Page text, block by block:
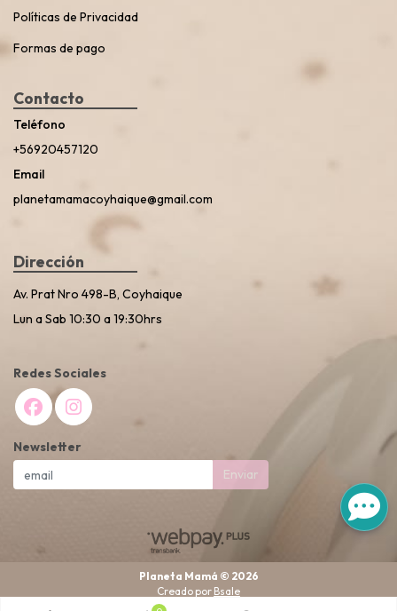
Políticas de Privacidad
Formas de pago
Contacto
Teléfono
+56920457120
Email
planetamamacoyhaique@gmail.com
Dirección
Av. Prat Nro 498-B, Coyhaique
Lun a Sab 10:30 a 19:30hrs
Redes Sociales
Newsletter
Enviar
Planeta Mamá © 2026
Creado por Bsale